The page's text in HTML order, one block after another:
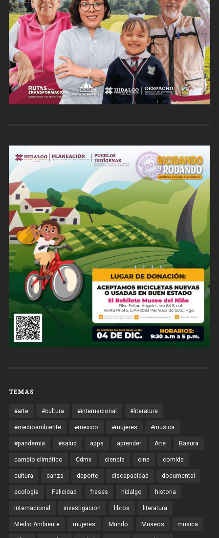
TEMAS
#arte #cultura #internacional #literatura
#medioambiente #mexico #mujeres #musica
#pandemia #salud apps aprender Arte Basura
cambio climático Cdmx ciencia cine comida
cultura danza deporte discapacidad documental
ecología Felicidad frases hidalgo historia
internacional investigacion libros literatura
Medio Ambiente mujeres Mundo Museos musica